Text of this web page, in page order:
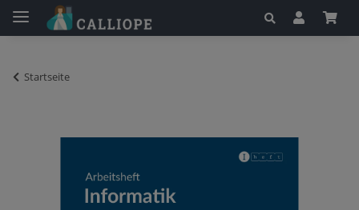
Startseite